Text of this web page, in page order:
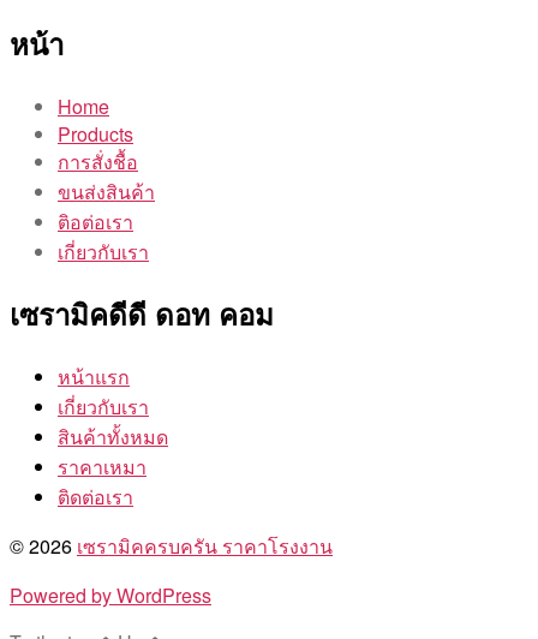
หน้า
Home
Products
การสั่งชื้อ
ขนส่งสินค้า
ติอต่อเรา
เกี่ยวกับเรา
เซรามิคดีดี ดอท คอม
หน้าแรก
เกี่ยวกับเรา
สินค้าทั้งหมด
ราคาเหมา
ติดต่อเรา
© 2026 เซรามิคครบครัน ราคาโรงงาน
Powered by WordPress